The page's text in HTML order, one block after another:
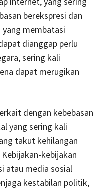
berekspresi dan
membatasi
dianggap perlu
sering kali
dapat merugikan
dengan kebebasan
yang sering kali
takut kehilangan
kebijakan
atau media sosial
kestabilan politik,